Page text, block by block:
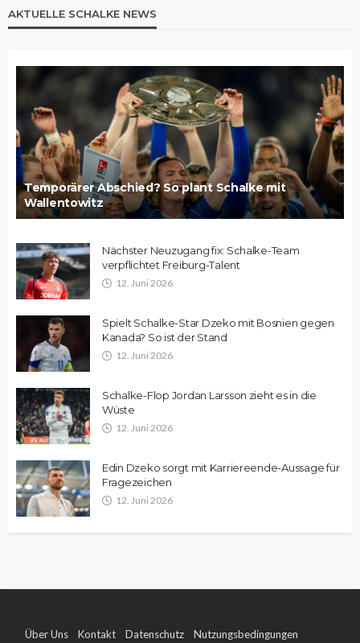
AKTUELLE SCHALKE NEWS
Temporärer Abschied? So plant Schalke mit
Wallentowitz
Nächster Neuzugang fix: Schalke-Team
verpflichtet Freiburg-Talent
12. Juni 2026
Spielt Schalke-Star Dzeko mit Bosnien gegen
Kanada? So ist der Stand
12. Juni 2026
Schalke-Flop Jordan Larsson zieht es in die
Wüste
12. Juni 2026
Edin Dzeko sorgt mit Karriereende-Aussage für
Fragezeichen
12. Juni 2026
Über Uns Kontakt Datenschutz Nutzungsbedingungen